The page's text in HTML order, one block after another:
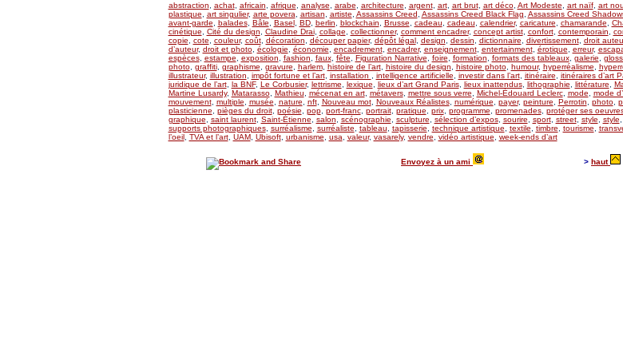
abstraction achat, africain afrique analyse arabe architecture argent, art, art brut, art déco, Art Modeste art naïf, art
plastique
art singulier, arte povera artisan artiste Assassins Creed Assassins Creed Black Flag Assassins Creed
avant-garde
balades, Bâle Basel, BD, berlin blockchain Brusse cadeau cadeau calendrier, caricature chamarande
cinétique
Cité du design Claudine Drai, collage collectionner, comment encadrer, concept artist, confort, contemporain
copie
cote couleur, coût, décoration découper papier, dépôt légal, design dessin dictionnaire divertissement, droit
d’auteur, droit et photo, écologie économie encadrement, encadrer, enseignement, entertainment, érotique erreur,
espèces, estampe exposition fashion faux, fête Figuration Narrative foire formation formats des tableaux, galerie
photo, graffiti, graphisme gravure harlem, histoire de l’art, histoire du design histoire photo, humour, hyperréalisme
illustrateur, illustration impôt fortune et l’art, installation intelligence artificielle investir dans l’art, itinéraire itinéraires d’art
juridique de l’art, la BNF, Le Corbusier, lettrisme lexique lieux d’art Grand Paris, lieux inattendus, lithographie littérature
Martine Lusardy, Matarasso, Mathieu mécenat en art, métavers, mettre sous verre Michel-Édouard Leclerc, mode mode
mouvement, multiple musée nature nft, Nouveau mot, Nouveaux Réalistes, numérique payer, peinture Perrotin photo,
plasticienne
pièges du droit, poésie pop, port-franc, portrait, pratique prix, programme promenades, protéger ses
graphique
saint laurent, Saint-Étienne salon scénographie sculpture sélection d’expos, sourire sport, street, style style
supports photographiques, surréalisme surréaliste tableau tapisserie technique artistique textile timbre tourisme
l’oeil, TVA et l’art, UAM, Ubisoft, urbanisme usa valeur, vasarely, vendre vidéo artistique week-ends d’art
Envoyez à un ami > haut